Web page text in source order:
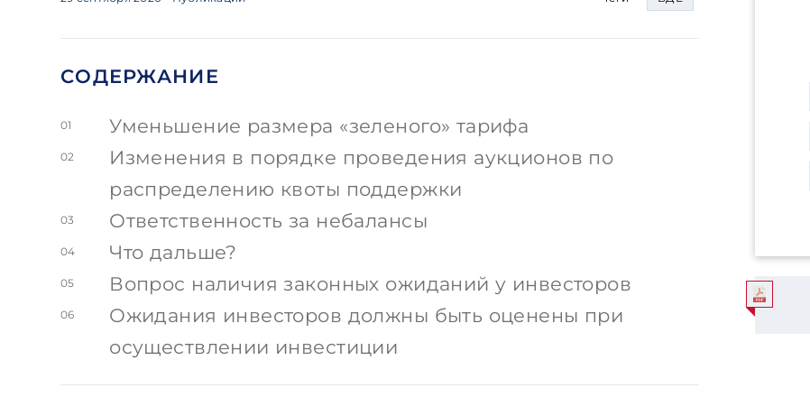
СОДЕРЖАНИЕ
01 Уменьшение размера «зеленого» тарифа
02
Изменения в порядке проведения аукционов по
распределению квоты поддержки
03 Ответственность за небалансы
04 Что дальше?
05 Вопрос наличия законных ожиданий у инвесторов
06
Ожидания инвесторов должны быть оценены при
осуществлении инвестиции